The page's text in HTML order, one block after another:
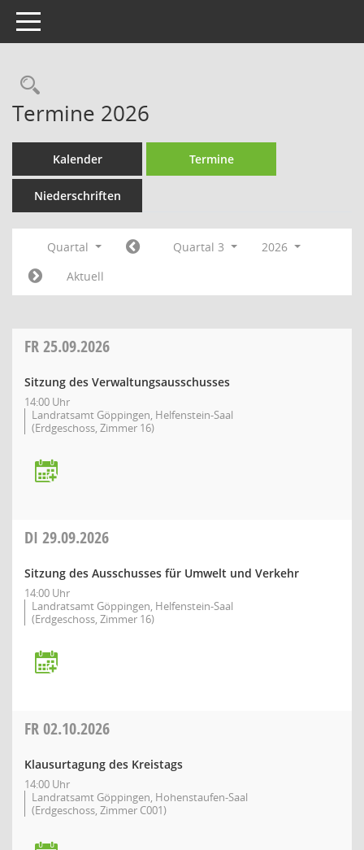
Toggle navigation
Rechercheauswahl
Termine 2026
Kalender Termine
Niederschriften
Quartal Quartal 3
2026
Aktuell
FR25.09.2026
Sitzung des Verwaltungsausschusses
14:00 Uhr
Landratsamt Göppingen, Helfenstein-Saal
(Erdgeschoss, Zimmer 16)
DI 29.09.2026
Sitzung des Ausschusses für Umwelt und Verkehr
14:00 Uhr
Landratsamt Göppingen, Helfenstein-Saal
(Erdgeschoss, Zimmer 16)
FR02.10.2026
Klausurtagung des Kreistags
14:00 Uhr
Landratsamt Göppingen, Hohenstaufen-Saal
(Erdgeschoss, Zimmer C001)